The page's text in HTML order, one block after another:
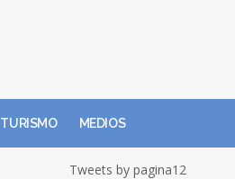
TURISMO MEDIOS
Tweets by pagina12